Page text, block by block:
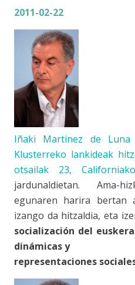
2011-02-22
Iñaki Martinez de
Klusterreko lankideak
otsailak 23,
jardunaldietan. Ama-
egunaren harira bertan
izango da hitzaldia, eta
socialización del
dinámicas y
representaciones